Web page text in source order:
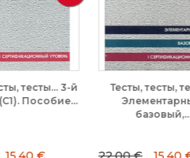
3-й
Тесты, тесты, тесты...
Элементарный,